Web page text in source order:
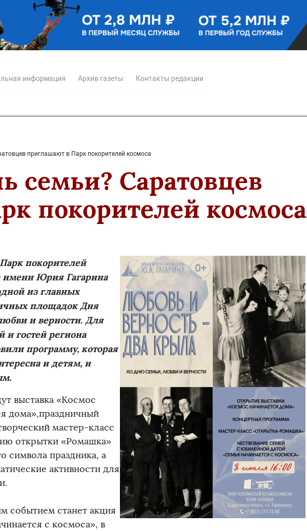
информация Архив газеты Контакты редакции
приглашают в Парк покорителей космоса
семьи? Саратовцев
покорителей космоса
покорителей
имени Юрия Гагарина
из главных
площадок Дня
и верности. Для
и гостей региона
программу, которая
и детям, и
выставка «Космос
дома»,праздничный
мастер-класс
открытки «Ромашка»
символа праздника, а
активности для
событием станет акция
с космоса», в